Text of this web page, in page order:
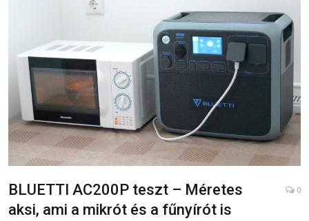
BLUETTI AC200P teszt – Méretes
aksi, ami a mikrót és a fűnyírót is
0